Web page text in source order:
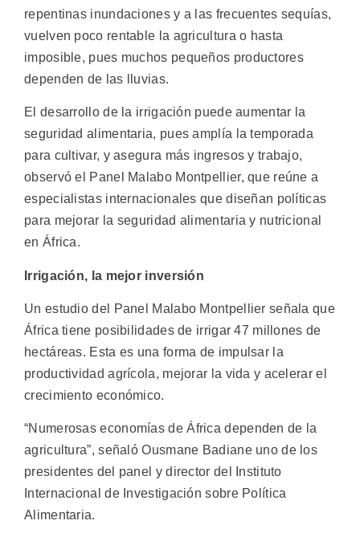
repentinas inundaciones y a las frecuentes sequías,
vuelven poco rentable la agricultura o hasta
imposible, pues muchos pequeños productores
dependen de las lluvias.
El desarrollo de la irrigación puede aumentar la
seguridad alimentaria, pues amplía la temporada
para cultivar, y asegura más ingresos y trabajo,
observó el Panel Malabo Montpellier, que reúne a
especialistas internacionales que diseñan políticas
para mejorar la seguridad alimentaria y nutricional
en África.
Irrigación, la mejor inversión
Un estudio del Panel Malabo Montpellier señala que
África tiene posibilidades de irrigar 47 millones de
hectáreas. Esta es una forma de impulsar la
productividad agrícola, mejorar la vida y acelerar el
crecimiento económico.
“Numerosas economías de África dependen de la
agricultura”, señaló Ousmane Badiane uno de los
presidentes del panel y director del Instituto
Internacional de Investigación sobre Política
Alimentaria.